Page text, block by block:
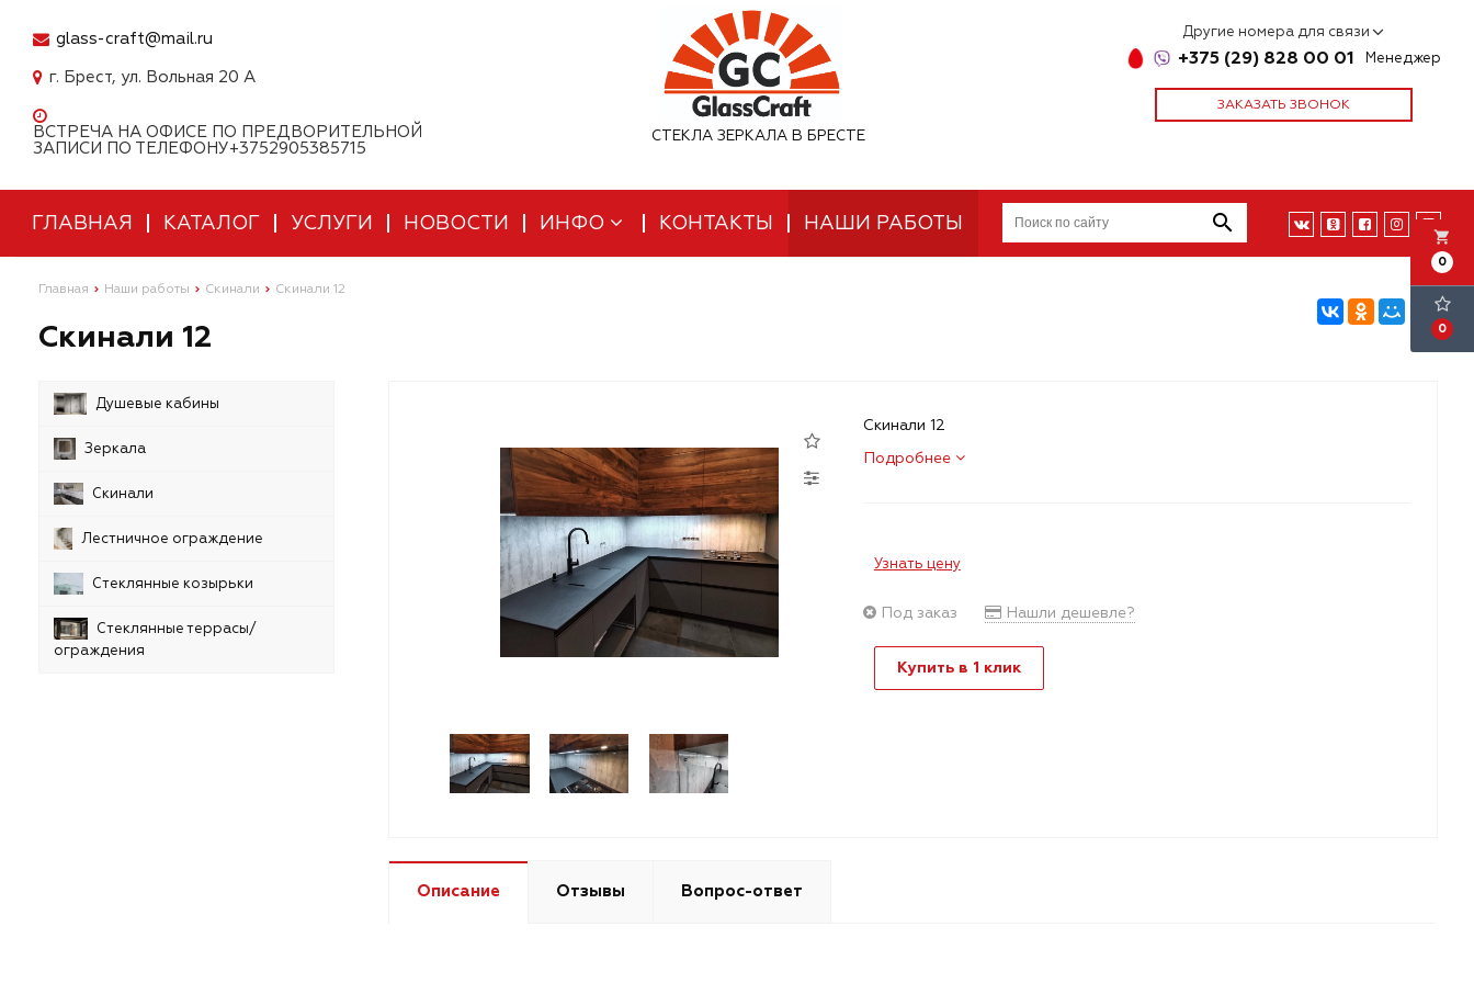
glass-craft@mail.ru
г. Брест, ул. Вольная 20 А
ВСТРЕЧА НА ОФИСЕ ПО ПРЕДВОРИТЕЛЬНОЙ
ЗАПИСИ ПО ТЕЛЕФОНУ+3752905385715
СТЕКЛА ЗЕРКАЛА В БРЕСТЕ
Другие номера для связи
+375 (29) 828 00 01 Менеджер
ЗАКАЗАТЬ ЗВОНОК
ГЛАВНАЯ КАТАЛОГ УСЛУГИ НОВОСТИ ИНФО КОНТАКТЫ НАШИ РАБОТЫ
Главная Наши работы Скинали Скинали 12
Скинали 12
local_grocery_store
0
0
Душевые кабины
Зеркала
Скинали
Лестничное ограждение
Стеклянные козырьки
Стеклянные террасы/
ограждения
Скинали 12
Подробнее
Узнать цену
Под заказ Нашли дешевле?
Купить в 1 клик
Описание Отзывы Вопрос-ответ